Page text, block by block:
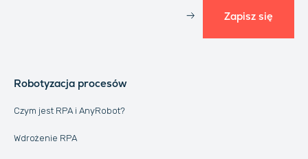
Zapisz się
Robotyzacja procesów
Czym jest RPA i AnyRobot?
Wdrożenie RPA